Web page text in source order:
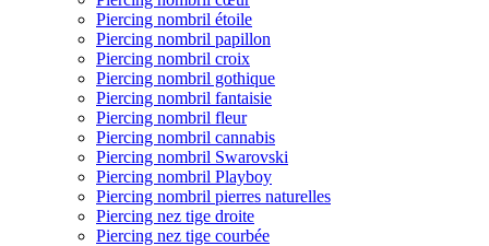
Piercing nombril étoile
Piercing nombril papillon
Piercing nombril croix
Piercing nombril gothique
Piercing nombril fantaisie
Piercing nombril fleur
Piercing nombril cannabis
Piercing nombril Swarovski
Piercing nombril Playboy
Piercing nombril pierres naturelles
Piercing nez tige droite
Piercing nez tige courbée